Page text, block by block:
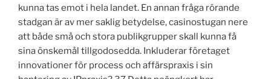
kunna tas emot i hela landet. En annan fråga rörande
stadgan är av mer saklig betydelse, casinostugan nere
att både små och stora publikgrupper skall kunna få
sina önskemål tillgodosedda. Inkluderar företaget
innovationer för process och affärspraxis i sin